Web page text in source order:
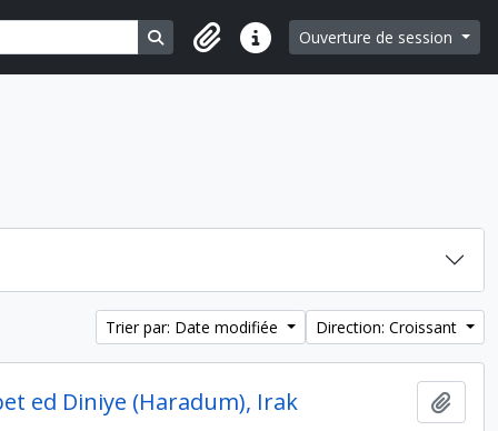
Search in browse page
Liens rapidesOuverture de session
Trier par: Date modifiée Direction: Croissant
ed Diniye (Haradum), Irak